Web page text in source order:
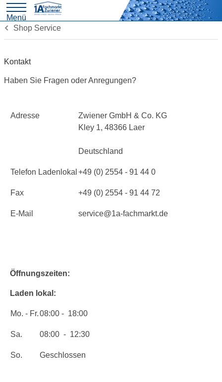
Menü
Shop Service
Kontakt
Haben Sie Fragen oder Anregungen?
Adresse
Zwiener GmbH & Co. KG
Kley 1, 48366 Laer
Deutschland
Telefon Ladenlokal +49 (0) 2554 - 91 44 0
Fax +49 (0) 2554 - 91 44 72
E-Mail service@1a-fachmarkt.de
Öffnungszeiten:
Laden lokal:
Mo. - Fr.08:00 - 18:00
Sa. 08:00 - 12:30
So. Geschlossen